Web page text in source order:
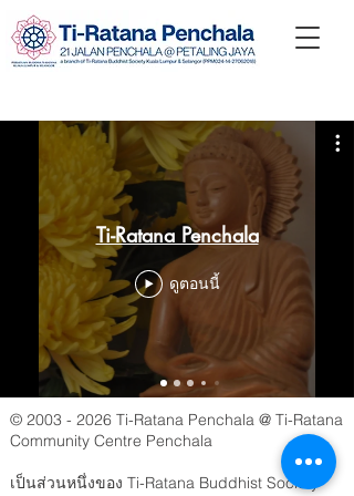
Ti-Ratana Penchala
ดูตอนนี้
© 2003 - 2026 Ti-Ratana Penchala @ Ti-Ratana
Community Centre Penchala
เป็นส่วนหนึ่งของ Ti-Ratana Buddhist Society